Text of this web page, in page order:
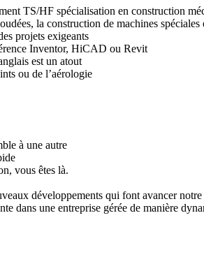
TS/HF spécialisation en construction
la construction de machines spéciales
projets exigeants
Inventor, HiCAD ou Revit
est un atout
ou de l’aérologie
à une autre
vous êtes là.
développements qui font avancer
dans une entreprise gérée de manière